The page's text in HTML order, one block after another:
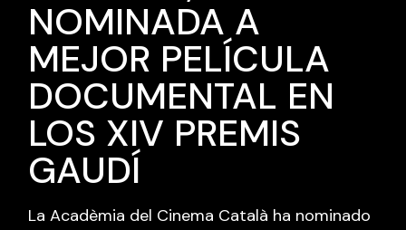
NOMINADA A
MEJOR PELÍCULA
DOCUMENTAL EN
LOS XIV PREMIS
GAUDÍ
La Acadèmia del Cinema Català ha nominado